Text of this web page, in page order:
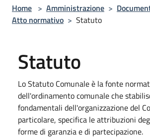
Home > Amministrazione >
Atto normativo > Statuto
Statuto
Lo Statuto Comunale è la fonte
dell'ordinamento comunale che
fondamentali dell'organizzazione del
particolare, specifica le attribuzioni
forme di garanzia e di partecipazione.